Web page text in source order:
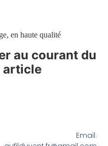
en haute qualité
au ​courant du
article
Email: